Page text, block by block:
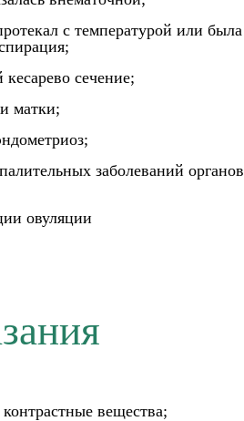
с температурой или
сечение;
матки;
заболеваний
овуляции
вещества;